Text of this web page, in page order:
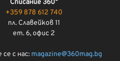
Списание 360°
+359 878 612 740
пл. Славейков 11
ет. 6, офис 2
с нас: magazine@360mag.bg